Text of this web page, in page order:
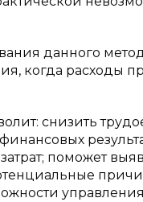
данного
когда расходы
снизить
поможет